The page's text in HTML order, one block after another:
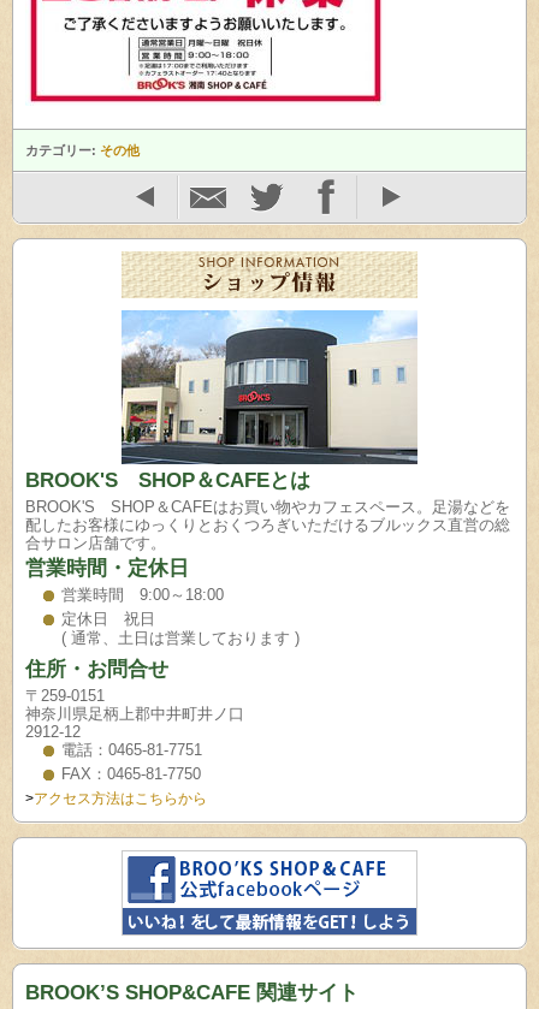
カテゴリー: その他
BROOK'S SHOP＆CAFEとは
BROOK'S SHOP＆CAFEはお買い物やカフェスペース。足湯などを
配したお客様にゆっくりとおくつろぎいただけるブルックス直営の総
合サロン店舗です。
営業時間・定休日
営業時間 9:00～18:00
定休日 祝日
( 通常、土日は営業しております )
住所・お問合せ
〒259-0151
神奈川県足柄上郡中井町井ノ口
2912-12
電話：0465-81-7751
FAX：0465-81-7750
>アクセス方法はこちらから
BROOK’S SHOP&CAFE 関連サイト